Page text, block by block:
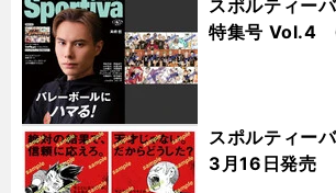
スポルティー
特集号 Vol.4
スポルティー
3月16日発売